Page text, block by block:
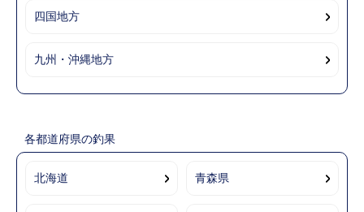
四国地方
九州・沖縄地方
各都道府県の釣果
北海道 青森県